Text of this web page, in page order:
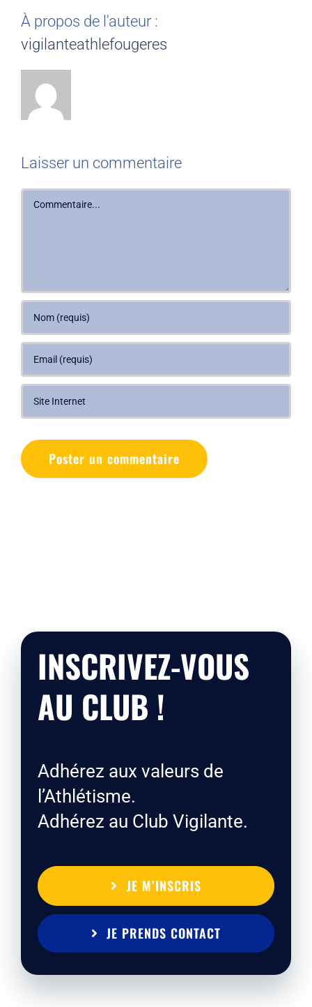
À propos de l'auteur :
vigilanteathlefougeres
Laisser un commentaire
Commentaire
INSCRIVEZ-VOUS
AU CLUB !
Adhérez aux valeurs de
l’Athlétisme.
Adhérez au Club Vigilante.
JE M’INSCRIS
JE PRENDS CONTACT